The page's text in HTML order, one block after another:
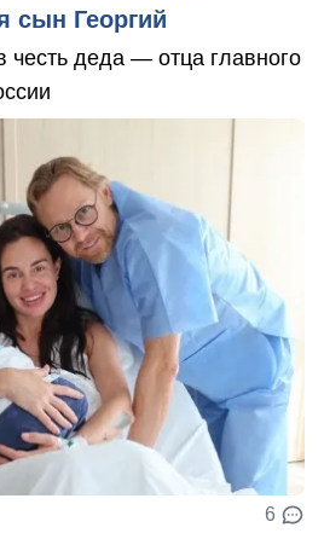
сын Георгий
честь деда — отца главного
6